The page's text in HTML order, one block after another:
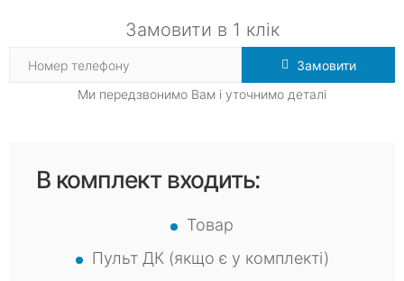
Замовити в 1 клік
Замовити
Ми передзвонимо Вам і уточнимо деталі
В комплект входить:
Товар
Пульт ДК (якщо є у комплекті)